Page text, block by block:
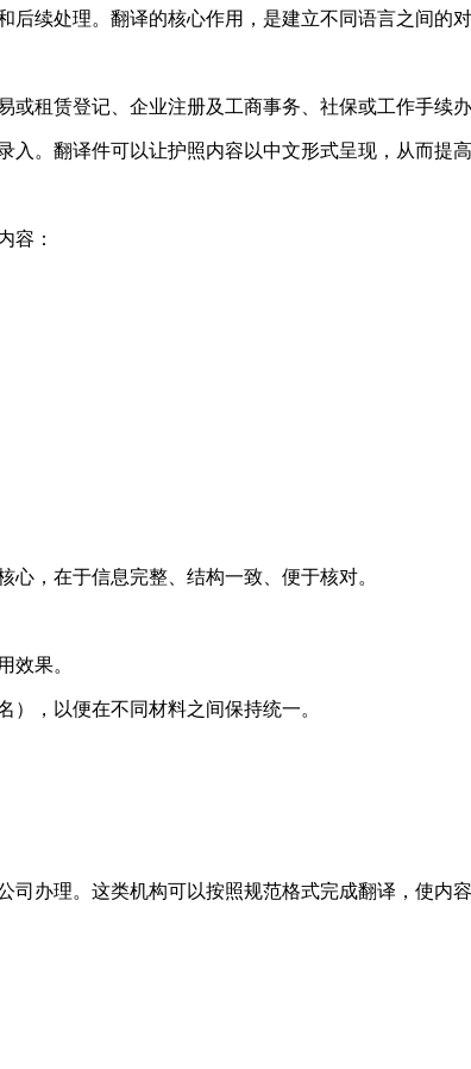
续处理。翻译的核心作用，是建立不同语言之间的
租赁登记、企业注册及工商事务、社保或工作手续
。翻译件可以让护照内容以中文形式呈现，从而提高
容：
，在于信息完整、结构一致、便于核对。
效果。
，以便在不同材料之间保持统一。
办理。这类机构可以按照规范格式完成翻译，使内